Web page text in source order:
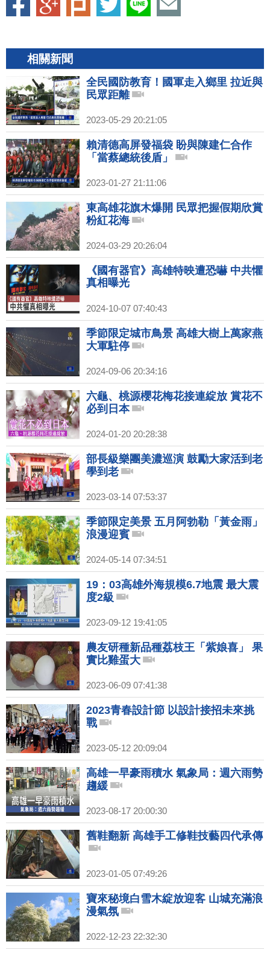
相關新聞
全民國防教育！國軍走入鄉里 拉近與
民眾距離
2023-05-29 20:21:05
賴清德高屏發福袋 盼與陳建仁合作
「當蔡總統後盾」
2023-01-27 21:11:06
東高雄花旗木爆開 民眾把握假期欣賞
粉紅花海
2024-03-29 20:26:04
《國有器官》高雄特映遭恐嚇 中共懼
真相曝光
2024-10-07 07:40:43
季節限定城市鳥景 高雄大樹上萬家燕
大軍駐停
2024-09-06 20:34:16
六龜、桃源櫻花梅花接連綻放 賞花不
必到日本
2024-01-20 20:28:38
部長級樂團美濃巡演 鼓勵大家活到老
學到老
2023-03-14 07:53:37
季節限定美景 五月阿勃勒「黃金雨」
浪漫迎賓
2024-05-14 07:34:51
19：03高雄外海規模6.7地震 最大震
度2級
2023-09-12 19:41:05
農友研種新品種荔枝王「紫娘喜」 果
實比雞蛋大
2023-06-09 07:41:38
2023青春設計節 以設計接招未來挑
戰
2023-05-12 20:09:04
高雄一早豪雨積水 氣象局：週六雨勢
趨緩
2023-08-17 20:00:30
舊鞋翻新 高雄手工修鞋技藝四代承傳
2023-01-05 07:49:26
寶來秘境白雪木綻放迎客 山城充滿浪
漫氣氛
2022-12-23 22:32:30